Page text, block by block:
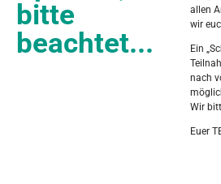
bitte
beachtet...
allen
wir
Ein
nach
Wir
Euer